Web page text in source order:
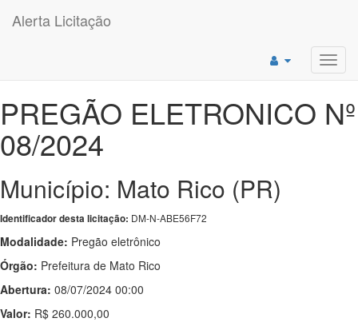
Alerta Licitação
PREGÃO ELETRONICO Nº
08/2024
Município: Mato Rico (PR)
Identificador desta licitação: DM-N-ABE56F72
Modalidade: Pregão eletrônico
Órgão: Prefeitura de Mato Rico
Abertura: 08/07/2024 00:00
Valor: R$ 260.000,00